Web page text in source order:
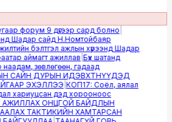
форум 9 дүгээр сард болно|
Шадар сайд Н.Номтойбаяр
бэлтгэл ажлын хүрээнд Шадар
аймагт ажиллав|Бүх шатанд
зөвлөгөөн, гадаад
САЙН ДУРЫН ИДЭВХТНҮҮДЭД
ЭХЭЛЛЭЭ|КОП17: Соёл, аялал
хариуцсан дэд хорооноос
ОНЦГОЙ БАЙДЛЫН
ТАКТИКИЙН ХАМТАРСАН